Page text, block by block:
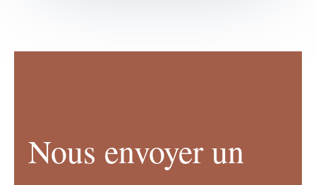
Nous envoyer un